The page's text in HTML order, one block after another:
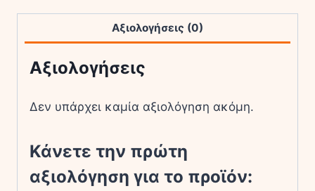
Αξιολογήσεις (0)
Αξιολογήσεις
Δεν υπάρχει καμία αξιολόγηση ακόμη.
Κάνετε την πρώτη
αξιολόγηση για το προϊόν: